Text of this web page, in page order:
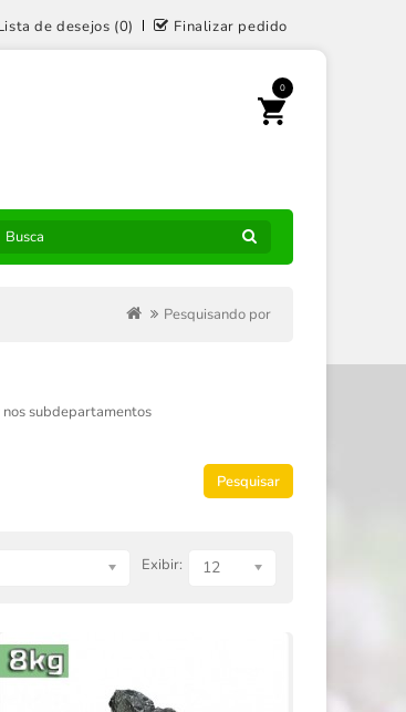
de desejos (0) Finalizar pedido
0
Pesquisando por
nos subdepartamentos
Exibir: 12